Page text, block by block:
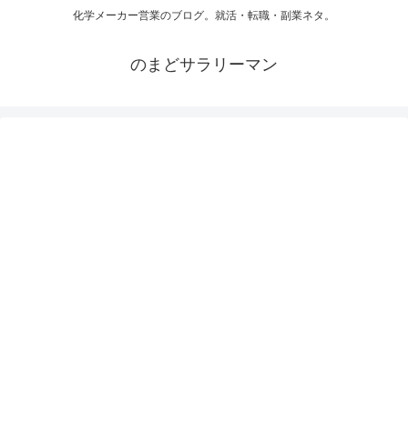
化学メーカー営業のブログ。就活・転職・副業ネタ。
のまどサラリーマン